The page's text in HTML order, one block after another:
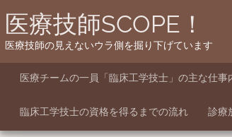
content
医療技師SCOPE！
医療技師の見えないウラ側を掘り下げています
医療チームの一員「臨床工学技士」の主な仕事
臨床工学技士の資格を得るまでの流れ 診療